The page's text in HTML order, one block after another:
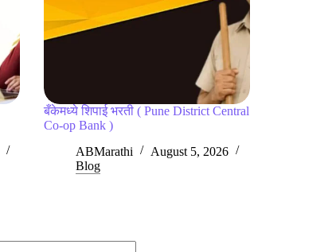
बँकेमध्ये शिपाई भरती ( Pune District Central
Co-op Bank )
ABMarathi
August 5, 2026
Blog